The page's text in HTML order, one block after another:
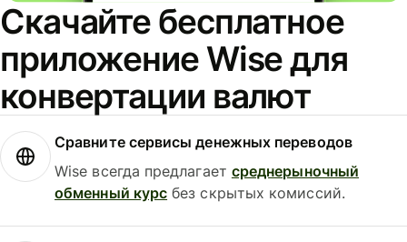
Скачайте бесплатное
приложение Wise для
конвертации валют
Сравните сервисы денежных переводов
Wise всегда предлагает среднерыночный
обменный курс без скрытых комиссий.